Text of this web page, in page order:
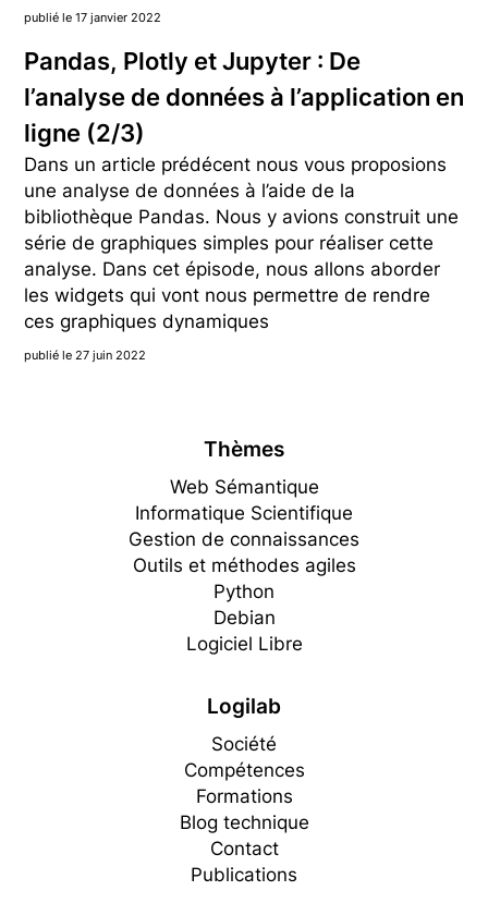
publié le 17 janvier 2022
Pandas, Plotly et Jupyter : De
l’analyse de données à l’application en
ligne (2/3)
Dans un article prédécent nous vous proposions
une analyse de données à l’aide de la
bibliothèque Pandas. Nous y avions construit une
série de graphiques simples pour réaliser cette
analyse. Dans cet épisode, nous allons aborder
les widgets qui vont nous permettre de rendre
ces graphiques dynamiques
publié le 27 juin 2022
Thèmes
Web Sémantique
Informatique Scientifique
Gestion de connaissances
Outils et méthodes agiles
Python
Debian
Logiciel Libre
Logilab
Société
Compétences
Formations
Blog technique
Contact
Publications